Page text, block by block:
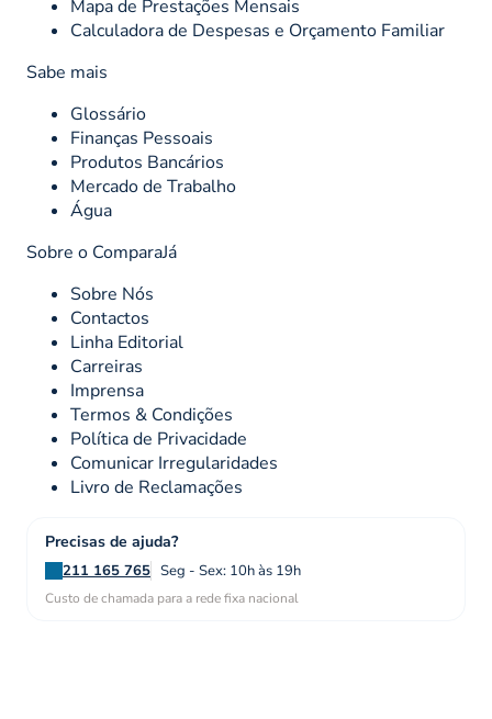
Mapa de Prestações Mensais
Calculadora de Despesas e Orçamento Familiar
Sabe mais
Glossário
Finanças Pessoais
Produtos Bancários
Mercado de Trabalho
Água
Sobre o ComparaJá
Sobre Nós
Contactos
Linha Editorial
Carreiras
Imprensa
Termos & Condições
Política de Privacidade
Comunicar Irregularidades
Livro de Reclamações
Precisas de ajuda?
211 165 765 Seg - Sex: 10h às 19h
Custo de chamada para a rede fixa nacional